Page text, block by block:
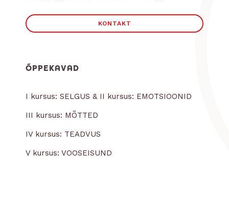
KONTAKT
ÕPPEKAVAD
I kursus: SELGUS & II kursus: EMOTSIOONID
III kursus: MÕTTED
IV kursus: TEADVUS
V kursus: VOOSEISUND